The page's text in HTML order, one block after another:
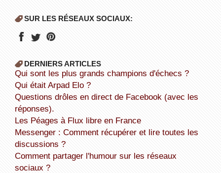
SUR LES RÉSEAUX SOCIAUX:
DERNIERS ARTICLES
Qui sont les plus grands champions d'échecs ?
Qui était Arpad Elo ?
Questions drôles en direct de Facebook (avec les
réponses).
Les Péages à Flux libre en France
Messenger : Comment récupérer et lire toutes les
discussions ?
Comment partager l'humour sur les réseaux
sociaux ?